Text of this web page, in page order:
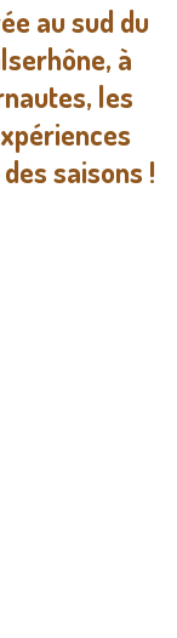
au sud du
à
les
saisons !